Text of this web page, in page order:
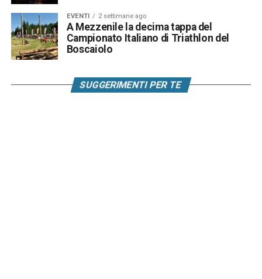
EVENTI 2 settimane ago
A Mezzenile la decima tappa del
Campionato Italiano di Triathlon del
Boscaiolo
SUGGERIMENTI PER TE